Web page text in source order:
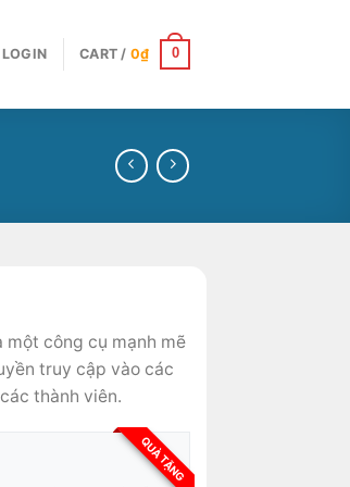
LOGIN CART / 0₫ 0
một công cụ mạnh mẽ
truy cập vào các
thành viên.
QUÀ TẶNG